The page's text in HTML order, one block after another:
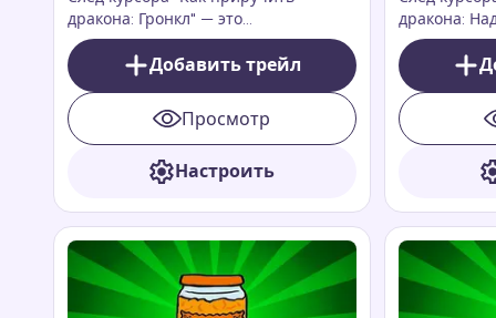
дракона: Гронкл" — это
захватывающее и очаровательное
дополнение к вашему цифровому
опыту. Это дополнение к
расширению для браузера Custom
Cursor Trail или Cursor Trails for
Chrome, которое работает
исключительно на веб-страницах.
Добавить трейл
Просмотр
Настроить
дракона:
цифровому
на ваш
драконов.